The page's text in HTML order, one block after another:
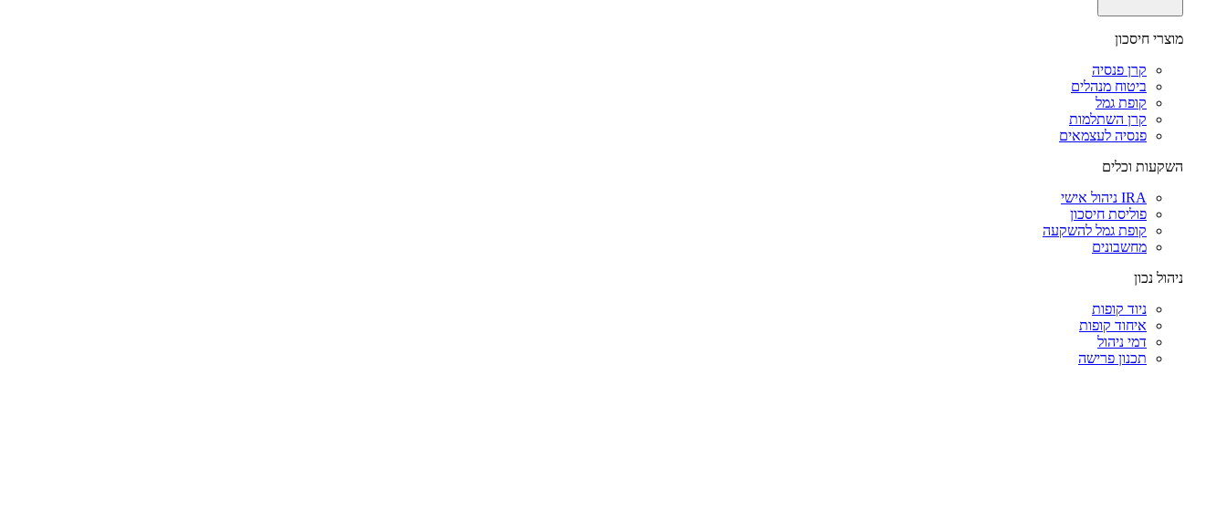
מוצרי חיסכון
קרן פנסיה
ביטוח מנהלים
קופת גמל
קרן השתלמות
פנסיה לעצמאים
השקעות וכלים
IRA ניהול אישי
פוליסת חיסכון
קופת גמל להשקעה
מחשבונים
ניהול נכון
ניוד קופות
איחוד קופות
דמי ניהול
תכנון פרישה